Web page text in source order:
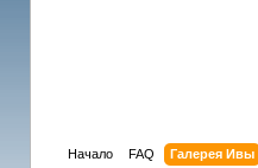
Начало FAQ Галерея Ивы